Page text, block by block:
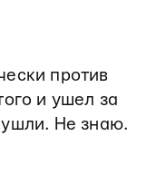
против
и ушел за
ушли. Не знаю.